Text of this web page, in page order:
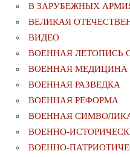
В ЗАРУБЕЖНЫХ
ВЕЛИКАЯ
ВИДЕО
ВОЕННАЯ ЛЕТОПИСЬ
ВОЕННАЯ МЕДИЦИНА
ВОЕННАЯ РАЗВЕДКА
ВОЕННАЯ РЕФОРМА
ВОЕННАЯ
ВОЕННО-
ВОЕННО-